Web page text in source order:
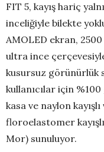
FIT 5, kayış hariç
inceliğiyle bilekte
AMOLED ekran, 2500
ultra ince
kusursuz görünürlük
kullanıcılar için
kasa ve naylon
floroelastomer
Mor) sunuluyor.